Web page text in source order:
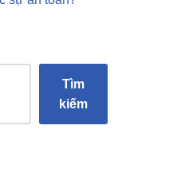
Tìm
kiếm